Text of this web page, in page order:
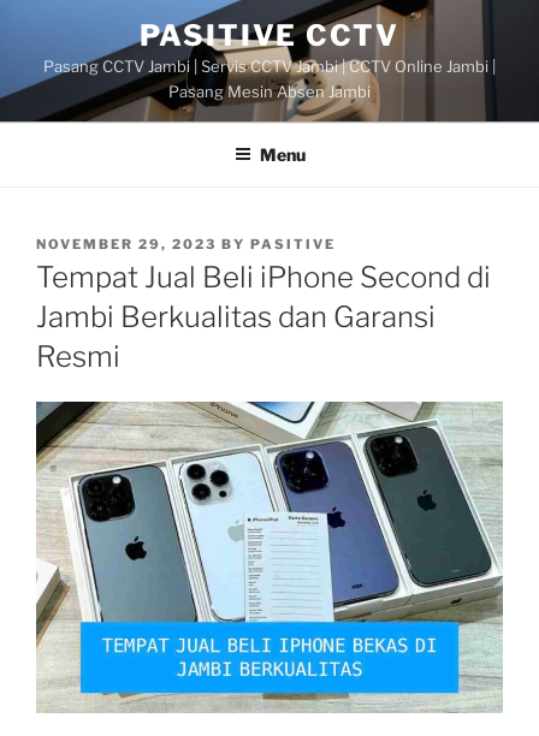
content
PASITIVE CCTV
Pasang CCTV Jambi | Servis CCTV Jambi | CCTV Online Jambi |
Pasang Mesin Absen Jambi
Menu
POSTED
ON
NOVEMBER 29, 2023 BY PASITIVE
Tempat Jual Beli iPhone Second di
Jambi Berkualitas dan Garansi
Resmi